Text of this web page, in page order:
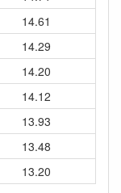
14.61
14.29
14.20
14.12
13.93
13.48
13.20